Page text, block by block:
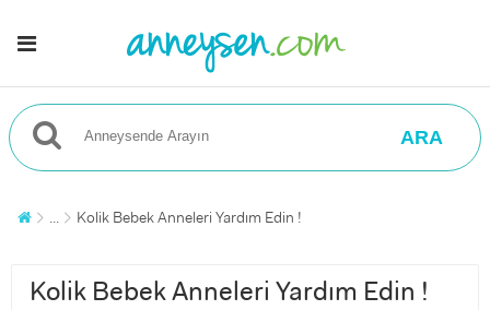
ARA
... Kolik Bebek Anneleri Yardım Edin !
Kolik Bebek Anneleri Yardım Edin !